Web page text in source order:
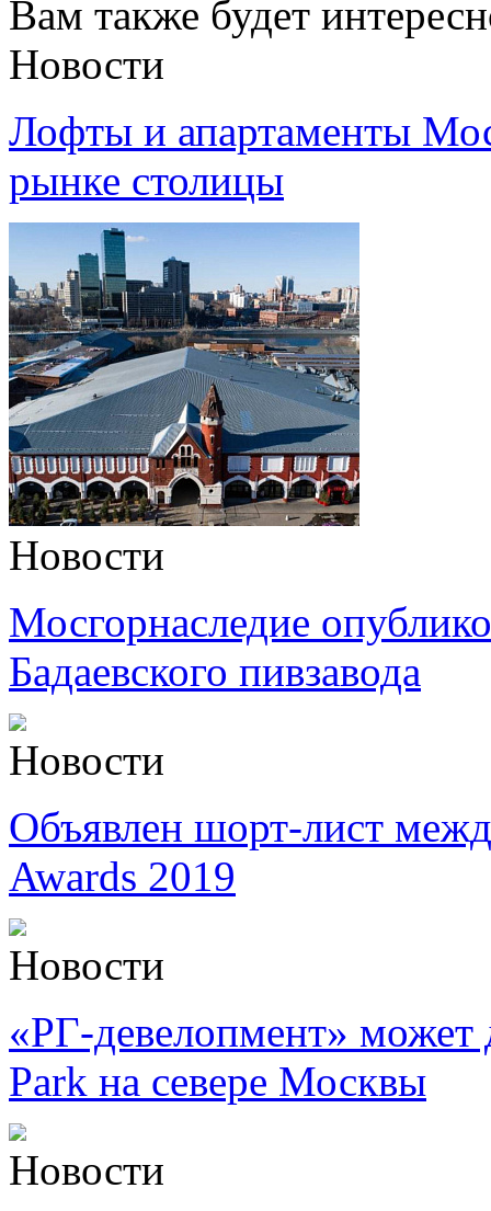
Вам также будет
Новости
Лофты и апартаменты
рынке столицы
Новости
Мосгорнаследие
Бадаевского пивзавода
Новости
Объявлен шорт-лист
Awards 2019
Новости
«РГ-девелопмент»
Park на севере Москвы
Новости